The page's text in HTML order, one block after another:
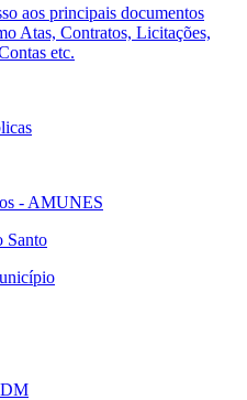
aos principais documentos
Atas, Contratos, Licitações,
etc.
- AMUNES
Santo